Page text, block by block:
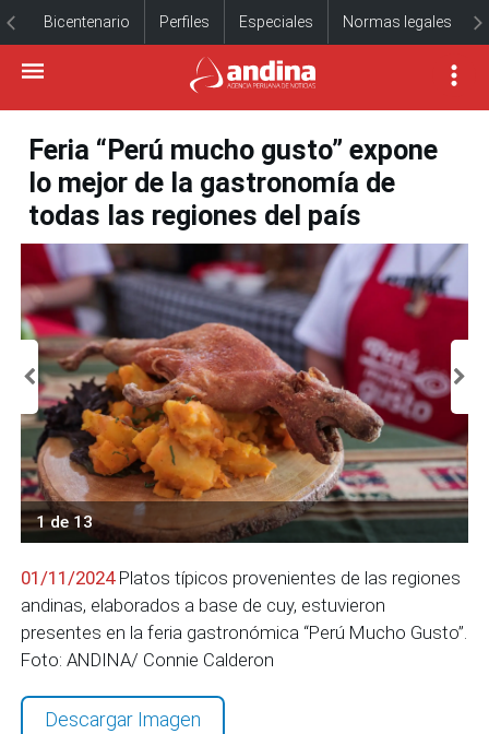
Bicentenario Perfiles Especiales Normas legales
Feria “Perú mucho gusto” expone
lo mejor de la gastronomía de
todas las regiones del país
1 de 13
01/11/2024Platos típicos provenientes de las regiones
andinas, elaborados a base de cuy, estuvieron
presentes en la feria gastronómica “Perú Mucho Gusto”.
Foto: ANDINA/ Connie Calderon
Descargar Imagen